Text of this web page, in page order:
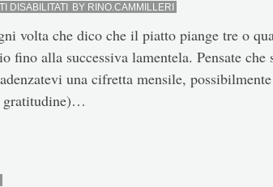
DISABILITATISUBY RINO.CAMMILLERI
volta che dico che il piatto piange tre o
fino alla successiva lamentela. Pensate che
una cifretta mensile,
gratitudine)…